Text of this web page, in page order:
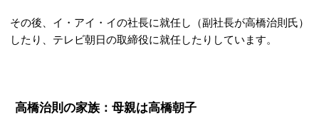
その後、イ・アイ・イの社長に就任し（副社長が高橋治則氏）
したり、テレビ朝日の取締役に就任したりしています。
高橋治則の家族：母親は高橋朝子